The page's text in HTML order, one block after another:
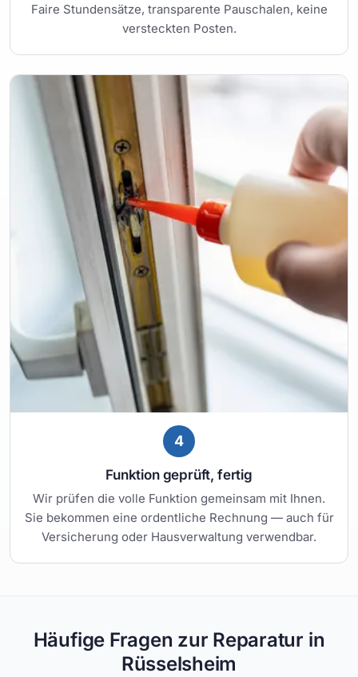
Faire Stundensätze, transparente Pauschalen, keine
versteckten Posten.
4
Funktion geprüft, fertig
Wir prüfen die volle Funktion gemeinsam mit Ihnen.
Sie bekommen eine ordentliche Rechnung — auch für
Versicherung oder Hausverwaltung verwendbar.
Häufige Fragen zur Reparatur in
Rüsselsheim